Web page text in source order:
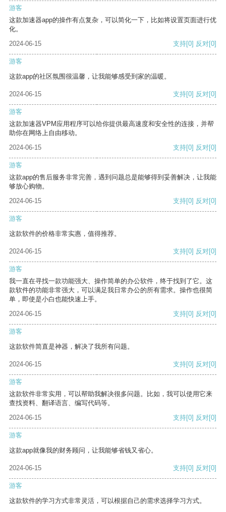
游客
这款加速器app的操作有点复杂，可以简化一下，比如将设置页面进行优
化。
2024-06-15
支持[0] 反对[0]
游客
这款app的社区氛围很温馨，让我能够感受到家的温暖。
2024-06-15 支持[0] 反对[0]
游客
这款加速器VPM应用程序可以给你提供最高速度和安全性的连接，并帮
助你在网络上自由移动。
2024-06-15
支持[0] 反对[0]
游客
这款app的售后服务非常完善，遇到问题总是能够得到妥善解决，让我能
够放心购物。
2024-06-15
支持[0] 反对[0]
游客
这款软件的价格非常实惠，值得推荐。
2024-06-15 支持[0] 反对[0]
游客
我一直在寻找一款功能强大、操作简单的办公软件，终于找到了它。这
款软件的功能非常强大，可以满足我日常办公的所有需求。操作也很简
单，即使是小白也能快速上手。
2024-06-15
支持[0] 反对[0]
游客
这款软件简直是神器，解决了我所有问题。
2024-06-15 支持[0] 反对[0]
游客
这款软件非常实用，可以帮助我解决很多问题。比如，我可以使用它来
查找资料、翻译语言、编写代码等。
2024-06-15
支持[0] 反对[0]
游客
这款app就像我的财务顾问，让我能够省钱又省心。
2024-06-15 支持[0] 反对[0]
游客
这款软件的学习方式非常灵活，可以根据自己的需求选择学习方式。